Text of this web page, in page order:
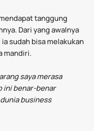
tanggung
Dari yang awalnya
ia sudah bisa melakukan
mandiri.
saya merasa
ini benar-benar
business